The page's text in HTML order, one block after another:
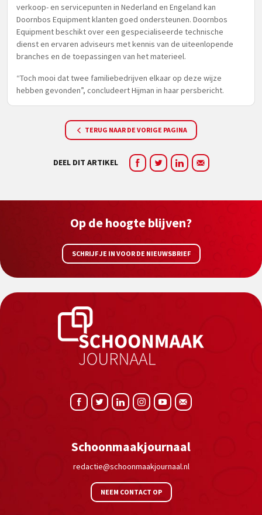
verkoop- en servicepunten in Nederland en Engeland kan
Doornbos Equipment klanten goed ondersteunen. Doornbos
Equipment beschikt over een gespecialiseerde technische
dienst en ervaren adviseurs met kennis van de uiteenlopende
branches en de toepassingen van het materieel.
“Toch mooi dat twee familiebedrijven elkaar op deze wijze
hebben gevonden”, concludeert Hijman in haar persbericht.
TERUG NAAR DE VORIGE PAGINA
DEEL DIT ARTIKEL
Op de hoogte blijven?
SCHRIJF JE IN VOOR DE NIEUWSBRIEF
Schoonmaakjournaal
redactie@schoonmaakjournaal.nl
NEEM CONTACT OP